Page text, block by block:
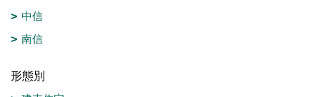
中信
南信
形態別